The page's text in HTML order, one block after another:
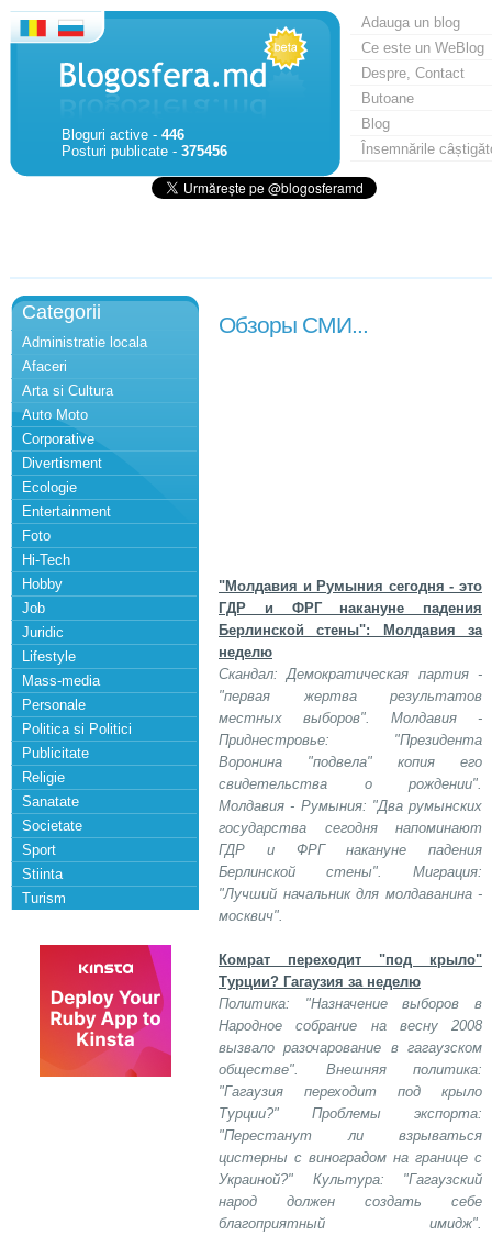
Bloguri active - 446
Posturi publicate - 375456
Adauga un blog
Ce este un WeBlog
Despre, Contact
Butoane
Blog
Însemnările
Categorii
Administratie locala
Afaceri
Arta si Cultura
Auto Moto
Corporative
Divertisment
Ecologie
Entertainment
Foto
Hi-Tech
Hobby
Job
Juridic
Lifestyle
Mass-media
Personale
Politica si Politici
Publicitate
Religie
Sanatate
Societate
Sport
Stiinta
Turism
Обзоры СМИ...
"Молдавия и Румыния сегодня - это
ГДР и ФРГ накануне падения
Берлинской стены": Молдавия за
неделю
Скандал: Демократическая партия -
"первая жертва результатов
местных выборов". Молдавия -
Приднестровье: "Президента
Воронина "подвела" копия его
свидетельства о рождении".
Молдавия - Румыния: "Два румынских
государства сегодня напоминают
ГДР и ФРГ накануне падения
Берлинской стены". Миграция:
"Лучший начальник для молдаванина -
москвич".
Комрат переходит "под крыло"
Турции? Гагаузия за неделю
Политика: "Назначение выборов в
Народное собрание на весну 2008
вызвало разочарование в гагаузском
обществе". Внешняя политика:
"Гагаузия переходит под крыло
Турции?" Проблемы экспорта:
"Перестанут ли взрываться
цистерны с виноградом на границе с
Украиной?" Культура: "Гагаузский
народ должен создать себе
благоприятный имидж".